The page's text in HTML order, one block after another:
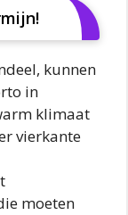
kunnen
in
klimaat
vierkante
moeten